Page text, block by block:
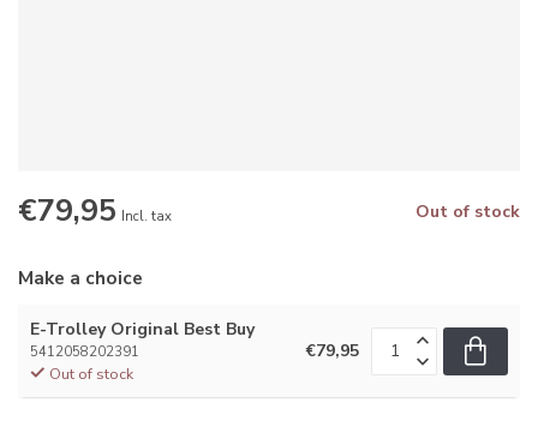
€79,95 Incl. tax Out of stock
Make a choice
E-Trolley Original Best Buy
5412058202391
Out of stock
€79,95